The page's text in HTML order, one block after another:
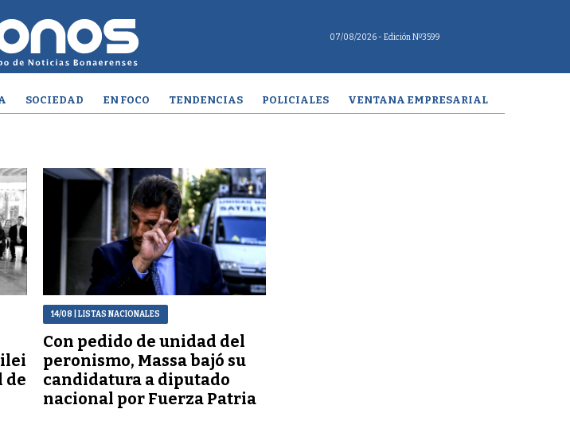
07/08/2026 - Edición Nº3599
SOCIEDAD EN FOCO TENDENCIAS POLICIALES VENTANA EMPRESARIAL
de
14/08 | LISTAS NACIONALES
Con pedido de unidad del
peronismo, Massa bajó su
candidatura a diputado
nacional por Fuerza Patria